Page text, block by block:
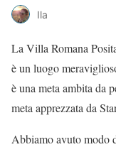
Ila
La Villa Romana
è un luogo
è una meta ambita da
meta apprezzata da
Abbiamo avuto modo